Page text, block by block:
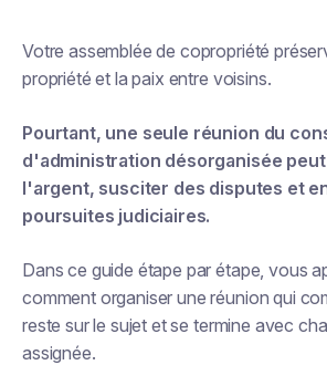
Votre assemblée de copropriété
propriété et la paix entre voisins.
Pourtant, une seule réunion du
d'administration désorganisée
l'argent, susciter des disputes et
poursuites judiciaires.
Dans ce guide étape par étape, vous
comment organiser une réunion qui
reste sur le sujet et se termine avec
assignée.